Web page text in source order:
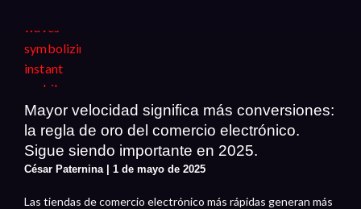
Mayor velocidad significa más conversiones:
la regla de oro del comercio electrónico.
Sigue siendo importante en 2025.
César Paternina 1 de mayo de 2025
Las tiendas de comercio electrónico más rápidas generan más